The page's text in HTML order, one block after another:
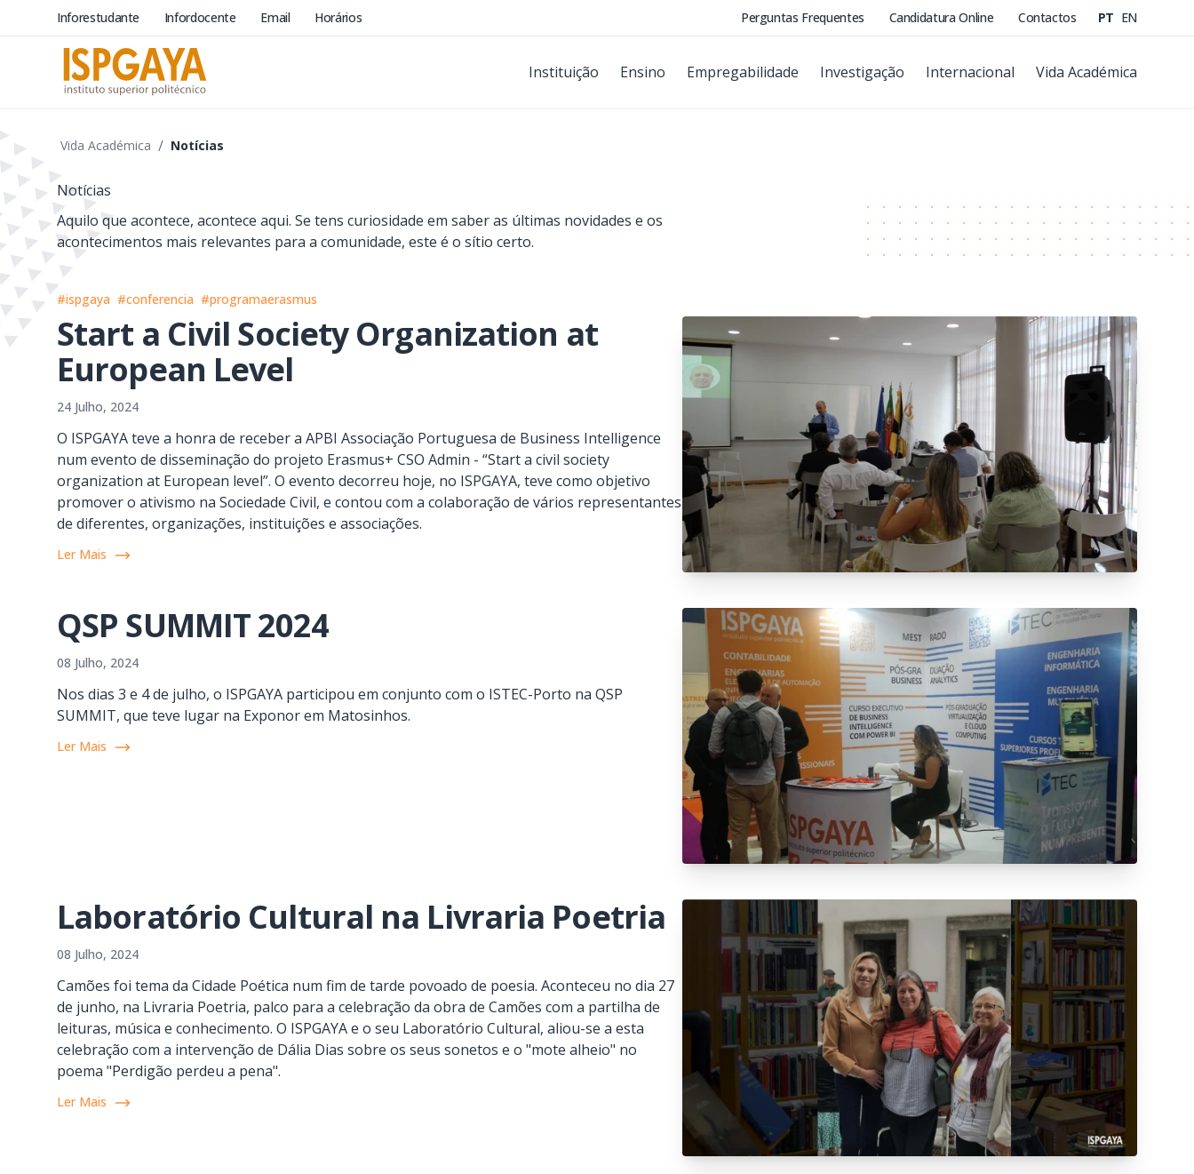
Inforestudante Infordocente Email Horários Perguntas Frequentes Candidatura Online Contactos PT EN
Instituição Ensino Empregabilidade Investigação Internacional Vida Académica
Vida Académica / Notícias
Notícias
Aquilo que acontece, acontece aqui. Se tens curiosidade em saber as últimas novidades e os
acontecimentos mais relevantes para a comunidade, este é o sítio certo.
#ispgaya #conferencia #programaerasmus
Start a Civil Society Organization at
European Level
24 Julho, 2024
O ISPGAYA teve a honra de receber a APBI Associação Portuguesa de Business Intelligence
num evento de disseminação do projeto Erasmus+ CSO Admin - “Start a civil society
organization at European level”. O evento decorreu hoje, no ISPGAYA, teve como objetivo
promover o ativismo na Sociedade Civil, e contou com a colaboração de vários representantes
de diferentes, organizações, instituições e associações.
Ler Mais
QSP SUMMIT 2024
08 Julho, 2024
Nos dias 3 e 4 de julho, o ISPGAYA participou em conjunto com o ISTEC-Porto na QSP
SUMMIT, que teve lugar na Exponor em Matosinhos.
Ler Mais
Laboratório Cultural na Livraria Poetria
08 Julho, 2024
Camões foi tema da Cidade Poética num fim de tarde povoado de poesia. Aconteceu no dia 27
de junho, na Livraria Poetria, palco para a celebração da obra de Camões com a partilha de
leituras, música e conhecimento. O ISPGAYA e o seu Laboratório Cultural, aliou-se a esta
celebração com a intervenção de Dália Dias sobre os seus sonetos e o "mote alheio" no
poema "Perdigão perdeu a pena".
Ler Mais